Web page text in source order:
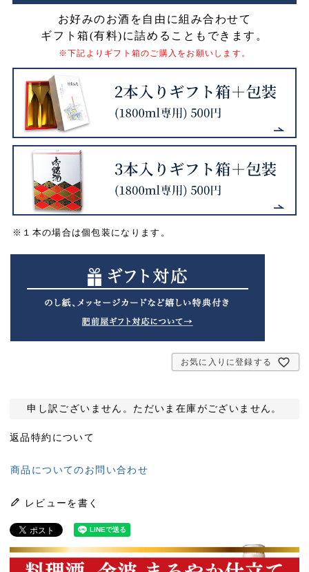
お好みのお酒を自由に組み合わせて
ギフト箱(有料)に詰めることもできます。
※下記よりギフト箱のご購入をお願いします。
※１本の場合は個包装になります。
お気に入りに登録する
申し訳ございません。ただいま在庫がございません。
返品特約について
商品についてのお問い合わせ
レビューを書く